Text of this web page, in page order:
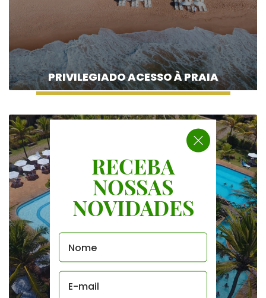
RECEBA
NOSSAS
NOVIDADES
PRIVILEGIADO ACESSO À PRAIA